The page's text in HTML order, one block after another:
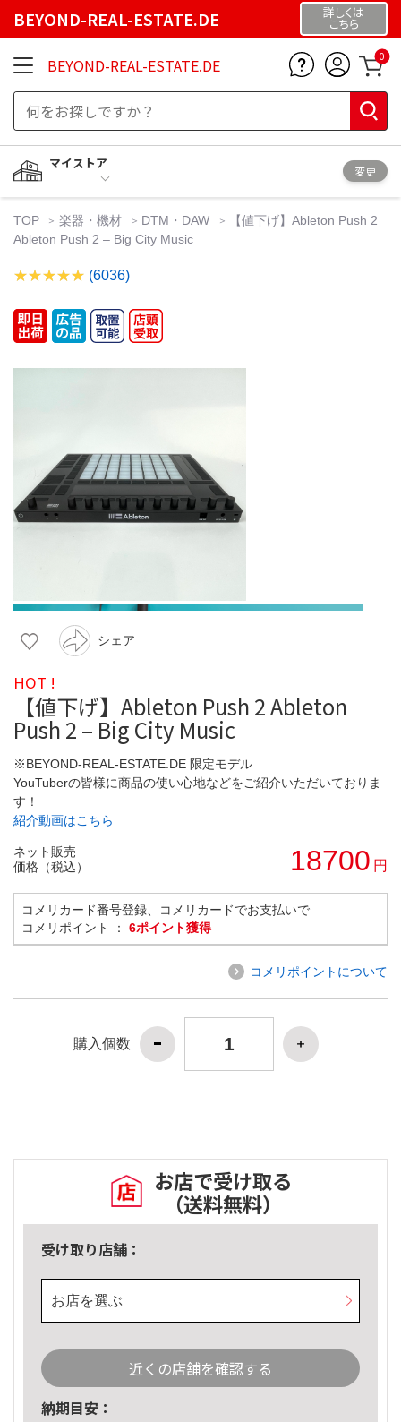
BEYOND-REAL-ESTATE.DE 詳しくは
こちら
BEYOND-REAL-ESTATE.DE 0
マイストア
変更
TOP 楽器・機材 DTM・DAW
【値下げ】Ableton Push 2
Ableton Push 2 – Big City Music
(6036)
シェア
HOT !
【値下げ】Ableton Push 2 Ableton
Push 2 – Big City Music
※BEYOND-REAL-ESTATE.DE 限定モデル
YouTuberの皆様に商品の使い心地などをご紹介いただいておりま
す！
紹介動画はこちら
ネット販売
価格（税込）
18700 円
コメリカード番号登録、コメリカードでお支払いで
コメリポイント ： 6ポイント獲得
コメリポイントについて
購入個数
お店で受け取る
（送料無料）
受け取り店舗：
お店を選ぶ
近くの店舗を確認する
納期目安：